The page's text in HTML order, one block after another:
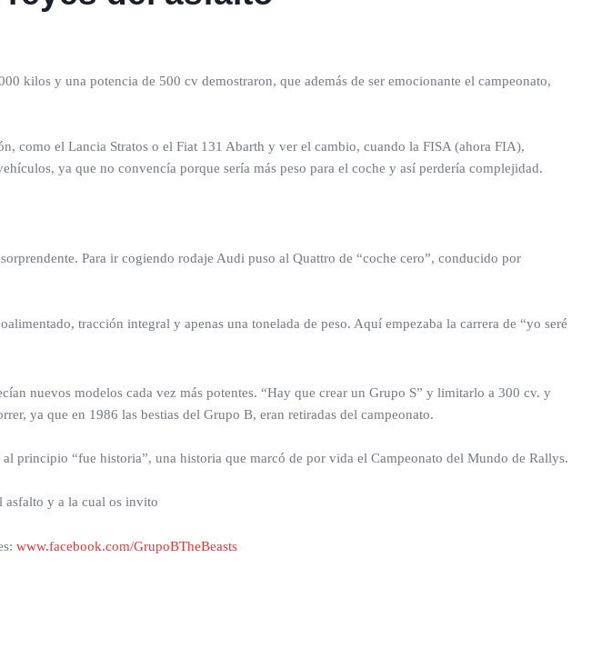
kilos y una potencia de 500 cv demostraron, que además de ser emocionante el campeonato,
como el Lancia Stratos o el Fiat 131 Abarth y ver el cambio, cuando la FISA (ahora FIA),
ya que no convencía porque sería más peso para el coche y así perdería complejidad.
Para ir cogiendo rodaje Audi puso al Quattro de “coche cero”, conducido por
tracción integral y apenas una tonelada de peso. Aquí empezaba la carrera de “yo seré
nuevos modelos cada vez más potentes. “Hay que crear un Grupo S” y limitarlo a 300 cv. y
ya que en 1986 las bestias del Grupo B, eran retiradas del campeonato.
“fue historia”, una historia que marcó de por vida el Campeonato del Mundo de Rallys.
asfalto y a la cual os invito
www.facebook.com/GrupoBTheBeasts